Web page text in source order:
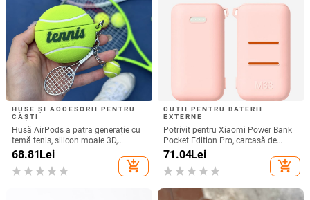
HUSE ȘI ACCESORII PENTRU
CĂȘTI
Husă AirPods a patra generație cu
temă tenis, silicon moale 3D,
compatibilă cu AirPods 3 și Pro 2
68.81 Lei
add_shopping_cart
CUTII PENTRU BATERII
EXTERNE
Potrivit pentru Xiaomi Power Bank
Pocket Edition Pro, carcasă de
protecție din silicon 33W 10000mA,
antiderapantă pentru Power Bank
71.04Lei
add_shopping_cart